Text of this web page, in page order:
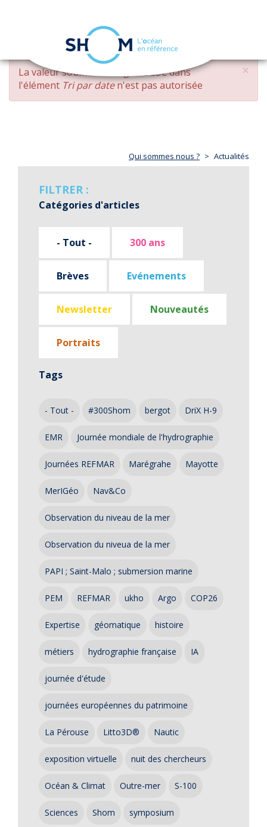
Aller
contenu
principal
navigation
×
MESSAGE
D'ERREUR
La valeur soumise changed DESCdans
l'élément Tri par daten'est pas autorisée
Qui sommes nous ? Actualités
FILTRER :
Catégories d'articles
- Tout - 300 ans
Brèves Evénements
Newsletter Nouveautés
Portraits
Tags
- Tout - #300Shom bergot DriX H-9
EMR Journée mondiale de l'hydrographie
Journées REFMAR Marégrahe Mayotte
MerIGéo Nav&Co
Observation du niveau de la mer
Observation du niveua de la mer
PAPI ; Saint-Malo ; submersion marine
PEM REFMAR ukho Argo COP26
Expertise géomatique histoire
métiers hydrographie française IA
journée d'étude
journées européennes du patrimoine
La Pérouse Litto3D® Nautic
exposition virtuelle nuit des chercheurs
Océan & Climat Outre-mer S-100
Sciences Shom symposium